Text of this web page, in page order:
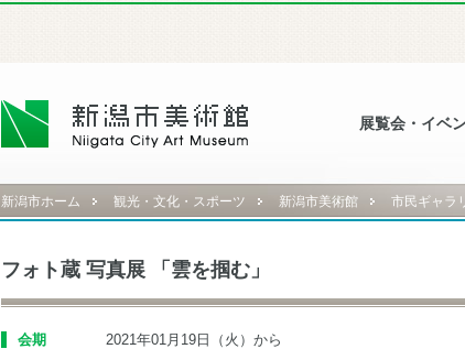
展覧会・イベ
新潟市ホーム 観光・文化・スポーツ 新潟市美術館 市民ギャラ
フォト蔵 写真展 「雲を掴む」
会期
2021年01月19日（火）から